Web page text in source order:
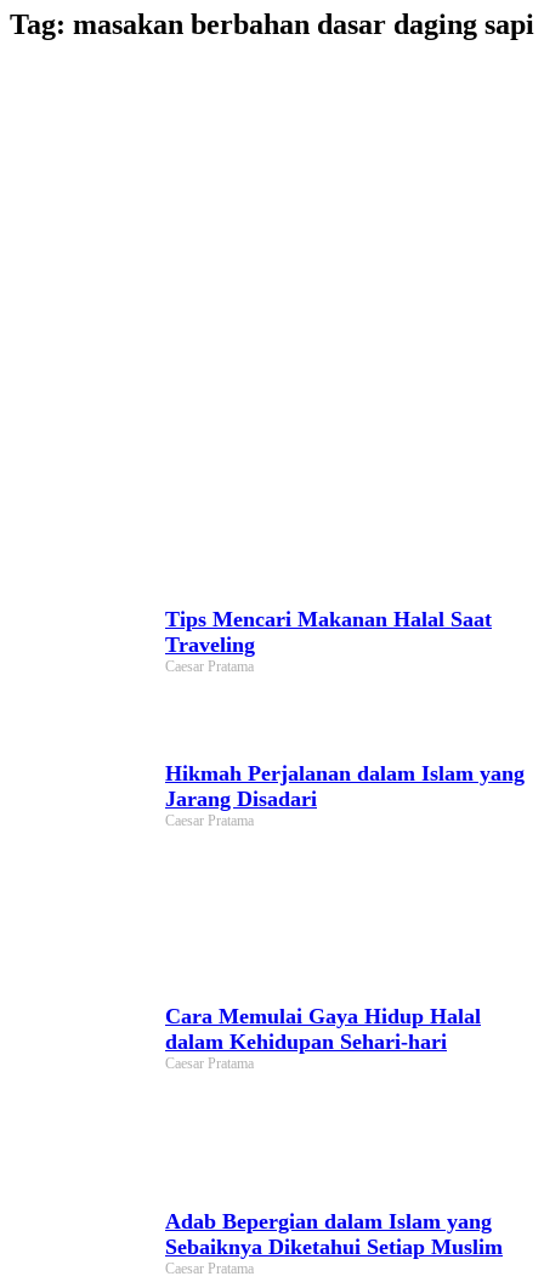
Lewati
ke
Tag: masakan berbahan dasar daging sapi
Tips Mencari Makanan Halal Saat
Traveling
Caesar Pratama
Hikmah Perjalanan dalam Islam yang
Jarang Disadari
Caesar Pratama
Cara Memulai Gaya Hidup Halal
dalam Kehidupan Sehari-hari
Caesar Pratama
Adab Bepergian dalam Islam yang
Sebaiknya Diketahui Setiap Muslim
Caesar Pratama